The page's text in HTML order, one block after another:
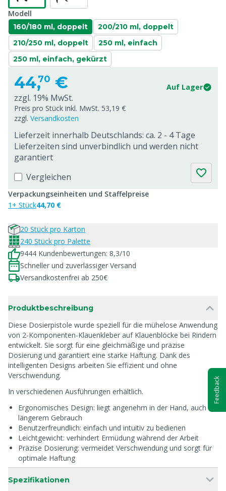
Modell
160/180 ml, doppelt
200/210 ml, doppelt
210/250 ml, doppelt
250 ml, einfach
250 ml, einfach, gekürzt
44,70 € Auf Lager
zzgl. 19% MwSt.
Preis pro Stück inkl. MwSt. 53,19 €
zzgl. Versandkosten
Lieferzeit innerhalb Deutschlands: ca. 2 - 4 Tage
Lieferzeiten sind unverbindlich und werden nicht
garantiert
Vergleichen
Verpackungseinheiten und Staffelpreise
1+ Stück44,70 €
20 Stück pro Karton
240 Stück pro Palette
9444 Kundenbewertungen: 8,3/10
Schneller und zuverlässiger Versand
Versandkostenfrei ab 250€
Produktbeschreibung
Diese Dosierpistole wurde speziell für die mühelose Anwendung
von 2-Komponenten-Klauenkleber auf Klauenblöcke bei Rindern
entwickelt. Sie sorgt für eine gleichmäßige und präzise
Dosierung und garantiert eine starke Haftung. Dank des
intelligenten Designs arbeiten Sie effizient und ohne
Verschwendung.
In verschiedenen Ausführungen erhältlich.
Ergonomisches Design: liegt angenehm in der Hand, auch bei
längerem Gebrauch
Benutzerfreundlich: einfach und intuitiv zu bedienen
Leichtgewicht: verhindert Ermüdung während der Arbeit
Präzise Dosierung: vermeidet Verschwendung und sorgt für
optimale Haftung
Spezifikationen
Feedback